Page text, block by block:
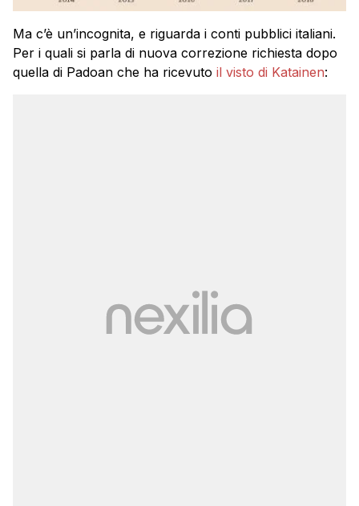
Ma c’è un’incognita, e riguarda i conti pubblici italiani.
Per i quali si parla di nuova correzione richiesta dopo
quella di Padoan che ha ricevuto il visto di Katainen: